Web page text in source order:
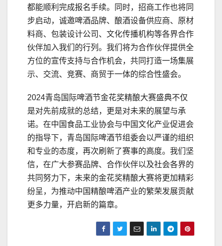
都能顺利完成报名手续。同时，招商工作也将同
步启动，诚邀啤酒品牌、酿酒设备供应商、原材
料商、包装设计公司、文化传播机构等各界合作
伙伴加入我们的行列。我们将为合作伙伴提供全
方位的宣传支持与合作机会，共同打造一场集展
示、交流、竞赛、商贸于一体的综合性盛会。
2024青岛国际啤酒节金花奖精酿大赛盛典不仅
是对先前成就的总结，更是对未来的展望与承
诺。在中国食品工业协会与中国文化产业促进会
的指导下，青岛国际啤酒节组委会以严谨的组织
和专业的态度，再次刷新了赛事的高度。我们坚
信，在广大参赛品牌、合作伙伴以及社会各界的
共同努力下，未来的金花奖精酿大赛将更加精彩
纷呈，为推动中国精酿啤酒产业的繁荣发展贡献
更多力量，开启新的篇章。